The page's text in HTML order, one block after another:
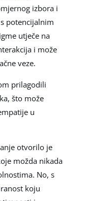
izbora i
s potencijalnim
utječe na
i može
veze.
prilagodili
što može
u
otvorilo je
možda nikada
No, s
koju